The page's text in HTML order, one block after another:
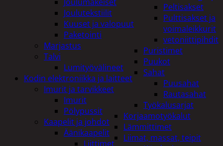
Peltisakset
Pulttisakset ja
voimaleikkurit
vetoniittipihdit
Puristimet
Puukot
Sahat
Puusahat
Rautasahat
Työkalusarjat
Korjaamotyökalut
Lämmittimet
Liimat, massat, teipit
Joulutekstiilit
Kuuset ja valopuut
Paketointi
Marjastus
Talvi
Lumityövälineet
Kodin elektroniikka ja laitteet
Imurit ja tarvikkeet
Imurit
Pölypussit
Kaapelit ja johdot
Äänikaapelit
Liittimet